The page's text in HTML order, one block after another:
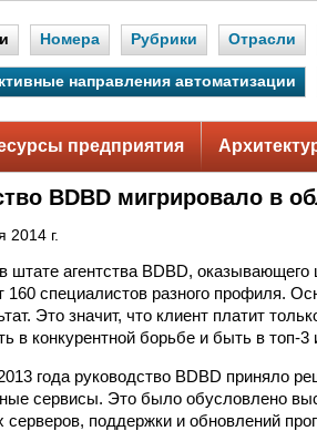
Номера Рубрики Отрасли
направления автоматизации
предприятия
BDBD мигрировало в
2014 г.
штате агентства BDBD, оказывающего
160 специалистов разного профиля.
Это значит, что клиент платит
в конкурентной борьбе и быть в топ-3
года руководство BDBD приняло
сервисы. Это было обусловлено
серверов, поддержки и обновлений